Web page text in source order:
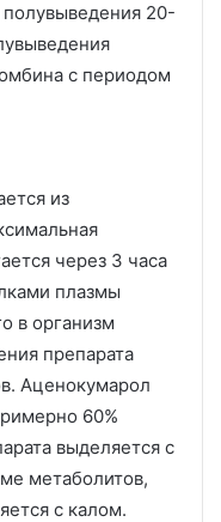
20-
с периодом
из
через 3 часа
плазмы
в организм
препарата
Аценокумарол
60%
выделяется с
метаболитов,
с калом.